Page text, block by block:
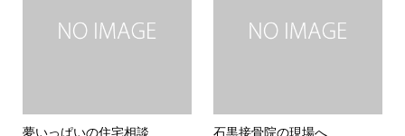
夢いっぱいの住宅相談 石黒接骨院の現場へ